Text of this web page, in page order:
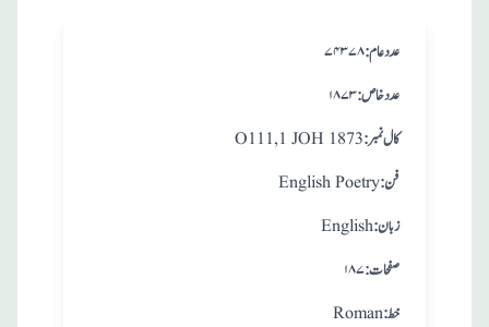
۷۴۳۷۸:عدد عام
۱۸۷۳:عدد خاص
O111,1 JOH 1873 :کال نمبر
English Poetry :فن
English:زبان
۱۸۷:صفحات
Roman:خط